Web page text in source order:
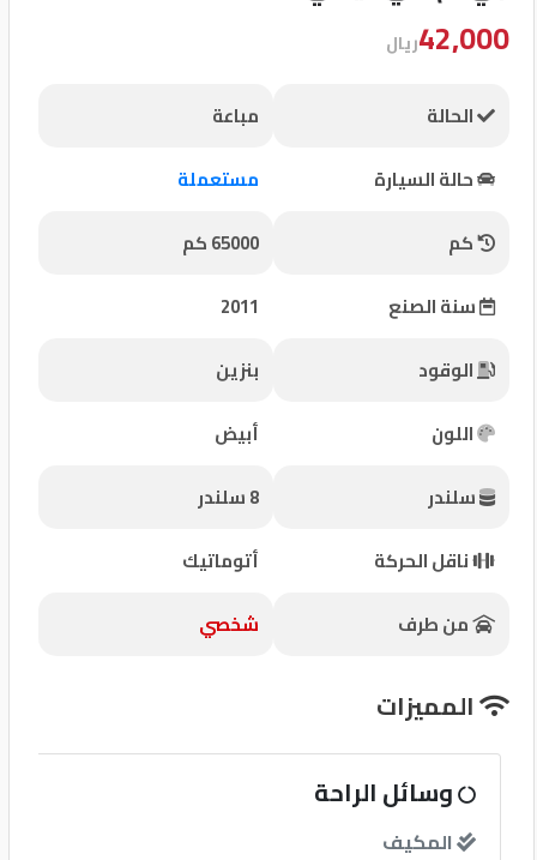
المعارض
مميزة
إتصل
بنا
المنتدى
كيو
نمبر
كيو
كارز
كيو
ماركت
42,000ريال
الحالة
مباعة
حالة السيارة
مستعملة
كم
65000 كم
سنة الصنع
2011
الوقود
بنزين
اللون
أبيض
سلندر
8 سلندر
ناقل الحركة
أتوماتيك
من طرف
شخصي
المميزات
وسائل الراحة
المكيف